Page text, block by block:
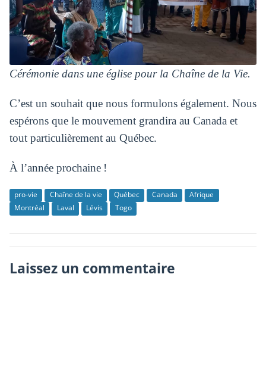
Cérémonie dans une église pour la Chaîne de la Vie.
C’est un souhait que nous formulons également. Nous
espérons que le mouvement grandira au Canada et
tout particulièrement au Québec.
À l’année prochaine !
pro-vie Chaîne de la vie Québec Canada
Afrique
Montréal
Laval Lévis Togo
Laissez un commentaire